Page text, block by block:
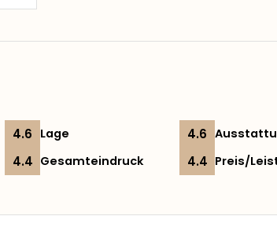
4.6 Lage 4.6
4.4 Gesamteindruck 4.4 Preis/